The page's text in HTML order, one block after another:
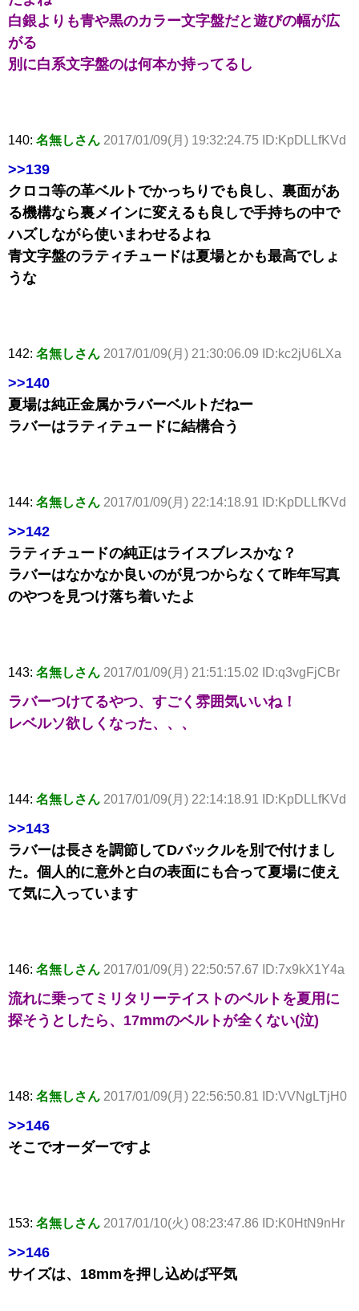
白銀よりも青や黒のカラー文字盤だと遊びの幅が広
がる
別に白系文字盤のは何本か持ってるし
140: 名無しさん 2017/01/09(月) 19:32:24.75 ID:KpDLLfKVd
>>139
クロコ等の革ベルトでかっちりでも良し、裏面があ
る機構なら裏メインに変えるも良しで手持ちの中で
ハズしながら使いまわせるよね
青文字盤のラティチュードは夏場とかも最高でしょ
うな
142: 名無しさん 2017/01/09(月) 21:30:06.09 ID:kc2jU6LXa
>>140
夏場は純正金属かラバーベルトだねー
ラバーはラティテュードに結構合う
144: 名無しさん 2017/01/09(月) 22:14:18.91 ID:KpDLLfKVd
>>142
ラティチュードの純正はライスブレスかな？
ラバーはなかなか良いのが見つからなくて昨年写真
のやつを見つけ落ち着いたよ
143: 名無しさん 2017/01/09(月) 21:51:15.02 ID:q3vgFjCBr
ラバーつけてるやつ、すごく雰囲気いいね！
レベルソ欲しくなった、、、
144: 名無しさん 2017/01/09(月) 22:14:18.91 ID:KpDLLfKVd
>>143
ラバーは長さを調節してDバックルを別で付けまし
た。個人的に意外と白の表面にも合って夏場に使え
て気に入っています
146: 名無しさん 2017/01/09(月) 22:50:57.67 ID:7x9kX1Y4a
流れに乗ってミリタリーテイストのベルトを夏用に
探そうとしたら、17mmのベルトが全くない(泣)
148: 名無しさん 2017/01/09(月) 22:56:50.81 ID:VVNgLTjH0
>>146
そこでオーダーですよ
153: 名無しさん 2017/01/10(火) 08:23:47.86 ID:K0HtN9nHr
>>146
サイズは、18mmを押し込めば平気